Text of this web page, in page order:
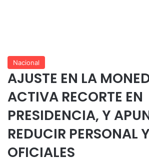
Nacional
AJUSTE EN LA
ACTIVA RECORTE EN
PRESIDENCIA, Y
REDUCIR PERSONAL
OFICIALES